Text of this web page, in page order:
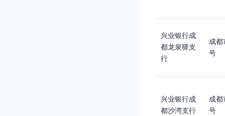
兴业银行成
都龙泉驿支
行
成都
号
兴业银行成
都沙湾支行
成都
号